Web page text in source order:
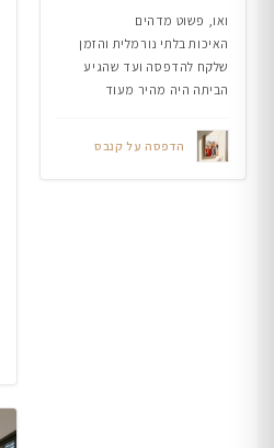
ואו, פשוט מדהים
האיכות בלתי נורמלית והזמן
שלקח להדפסה ועד שהגיע
הביתה היה מהיר מעוד
הדפסה על קנבס